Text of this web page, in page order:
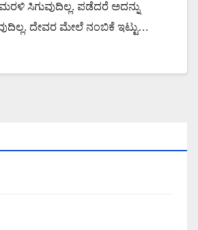
ಸಿಗುವುದಿಲ್ಲ. ಪಡೆದರೆ ಅದನ್ನು
ದೇವರ ಮೇಲೆ ನಂಬಿಕೆ ಇಟ್ಟು…